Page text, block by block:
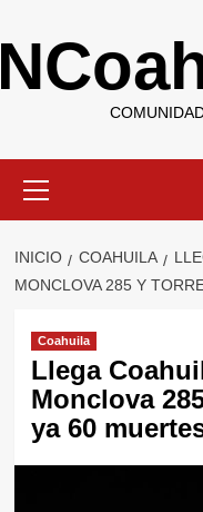
al
contenido
primario
INICIO COAHUILA
MONCLOVA 285 Y
Coahuila
Llega
Monclova
ya 60